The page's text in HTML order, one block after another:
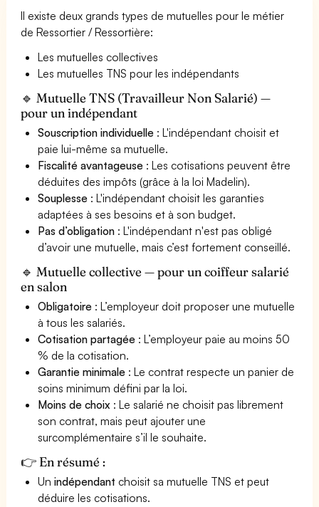
Il existe deux grands types de mutuelles pour le métier
de Ressortier / Ressortière:
Les mutuelles collectives
Les mutuelles TNS pour les indépendants
🔹 Mutuelle TNS (Travailleur Non Salarié) —
pour un indépendant
Souscription individuelle : L'indépendant choisit et
paie lui-même sa mutuelle.
Fiscalité avantageuse : Les cotisations peuvent être
déduites des impôts (grâce à la loi Madelin).
Souplesse : L'indépendant choisit les garanties
adaptées à ses besoins et à son budget.
Pas d’obligation : L'indépendant n'est pas obligé
d’avoir une mutuelle, mais c’est fortement conseillé.
🔹 Mutuelle collective — pour un coiffeur salarié
en salon
Obligatoire : L’employeur doit proposer une mutuelle
à tous les salariés.
Cotisation partagée : L’employeur paie au moins 50
% de la cotisation.
Garantie minimale : Le contrat respecte un panier de
soins minimum défini par la loi.
Moins de choix : Le salarié ne choisit pas librement
son contrat, mais peut ajouter une
surcomplémentaire s’il le souhaite.
👉 En résumé :
Unindépendant choisit sa mutuelle TNS et peut
déduire les cotisations.